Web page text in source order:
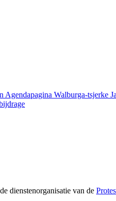
Agendapagina Walburga-tsjerke
dienstenorganisatie van de